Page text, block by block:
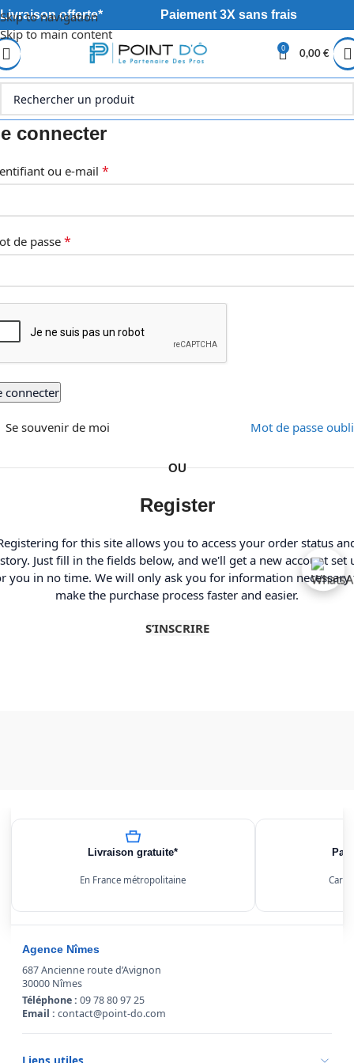
Skip to navigation
Skip to main content
Livraison offerte* Paiement 3X sans frais
0
0,00 €
connecter
ou e-mail *
de passe *
connecter
Mot de passe
Se souvenir de moi
OU
Register
for this site allows you to access your order status
Just fill in the fields below, and we'll get a new account set
you in no time. We will only ask you for information necessary
make the purchase process faster and easier.
S’INSCRIRE
Livraison gratuite*
En France métropolitaine
Agence Nîmes
687 Ancienne route d’Avignon
30000 Nîmes
Téléphone : 09 78 80 97 25
Email : contact@point-do.com